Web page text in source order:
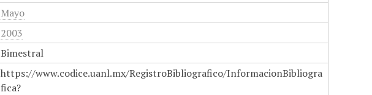
Mayo
2003
Bimestral
https://www.codice.uanl.mx/RegistroBibliografico/InformacionBibliogra
fica?